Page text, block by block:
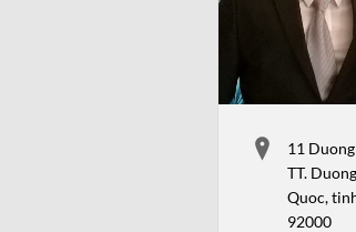
11
TT.
Quoc,
92000